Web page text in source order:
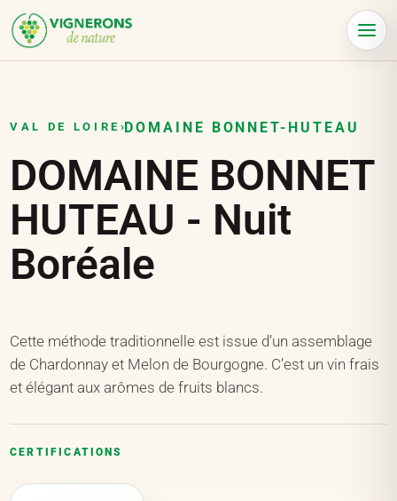
Menu
VAL DE LOIRE›DOMAINE BONNET-HUTEAU
DOMAINE BONNET
HUTEAU - Nuit
Boréale
Cette méthode traditionnelle est issue d’un assemblage
de Chardonnay et Melon de Bourgogne. C’est un vin frais
et élégant aux arômes de fruits blancs.
CERTIFICATIONS
Panneau de gestion des cookies